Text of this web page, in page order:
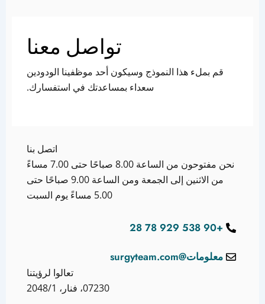
تواصل معنا
قم بملء هذا النموذج وسيكون أحد موظفينا الودودين
سعداء بمساعدتك في استفسارك.
اتصل بنا
نحن مفتوحون من الساعة 8.00 صباحًا حتى 7.00 مساءً
من الاثنين إلى الجمعة ومن الساعة 9.00 صباحًا حتى
5.00 مساءً يوم السبت
+90 538 929 78 28
معلومات@surgyteam.com
تعالوا لرؤيتنا
07230، فنار، 2048/1